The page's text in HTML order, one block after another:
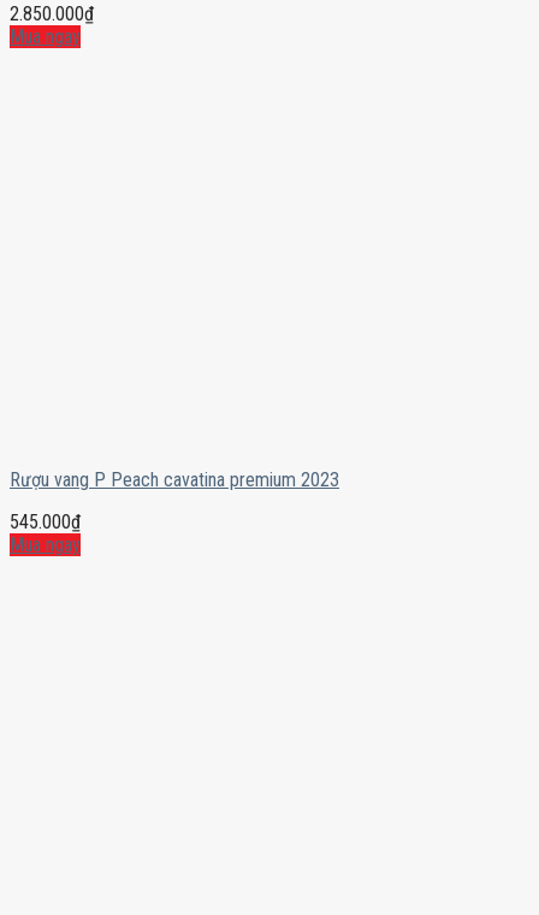
2.850.000₫
Mua ngay
Rượu vang P Peach cavatina premium 2023
545.000₫
Mua ngay